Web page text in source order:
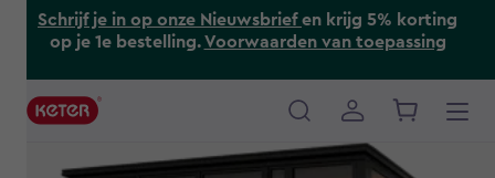
Schrijf je in op onze Nieuwsbriefen krijg 5% korting
op je 1e bestelling.Voorwaarden van toepassing
Main